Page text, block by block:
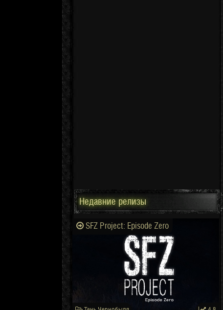
Недавние релизы
SFZ Project: Episode Zero